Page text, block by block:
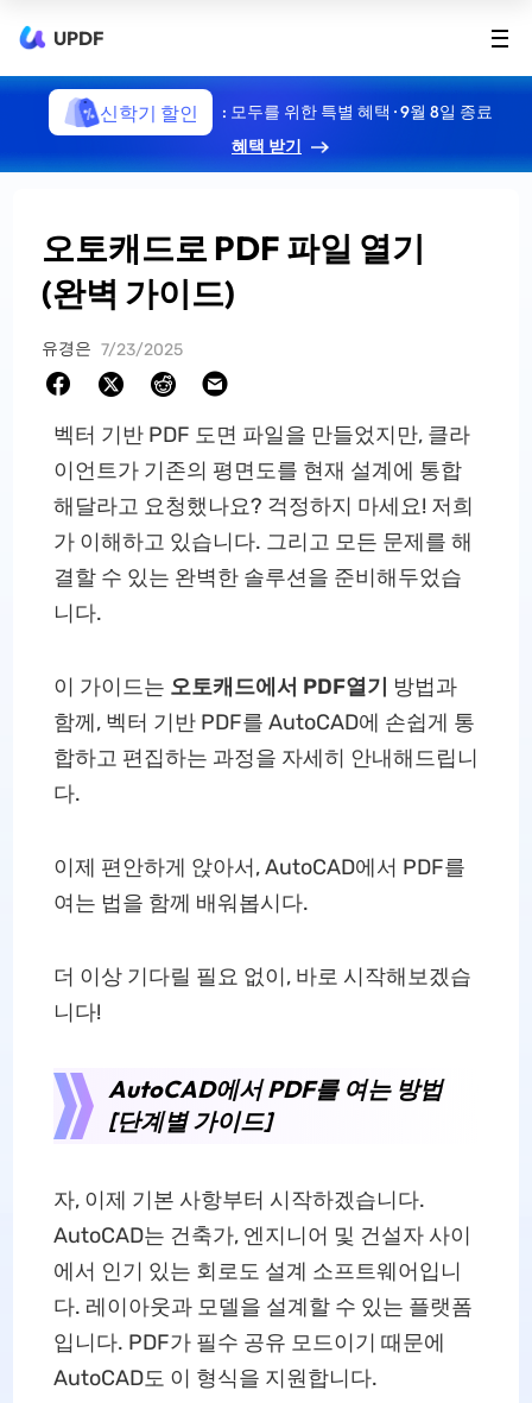
UPDF
신학기 할인
: 모두를 위한 특별 혜택 · 9월 8일 종료
혜택 받기
오토캐드로 PDF 파일 열기
(완벽 가이드)
유경은 7/23/2025
벡터 기반 PDF 도면 파일을 만들었지만, 클라
이언트가 기존의 평면도를 현재 설계에 통합
해달라고 요청했나요? 걱정하지 마세요! 저희
가 이해하고 있습니다. 그리고 모든 문제를 해
결할 수 있는 완벽한 솔루션을 준비해두었습
니다.
이 가이드는 오토캐드에서 PDF열기 방법과
함께, 벡터 기반 PDF를 AutoCAD에 손쉽게 통
합하고 편집하는 과정을 자세히 안내해드립니
다.
이제 편안하게 앉아서, AutoCAD에서 PDF를
여는 법을 함께 배워봅시다.
더 이상 기다릴 필요 없이, 바로 시작해보겠습
니다!
AutoCAD에서 PDF를 여는 방법
[단계별 가이드]
자, 이제 기본 사항부터 시작하겠습니다.
AutoCAD는 건축가, 엔지니어 및 건설자 사이
에서 인기 있는 회로도 설계 소프트웨어입니
다. 레이아웃과 모델을 설계할 수 있는 플랫폼
입니다. PDF가 필수 공유 모드이기 때문에
AutoCAD도 이 형식을 지원합니다.